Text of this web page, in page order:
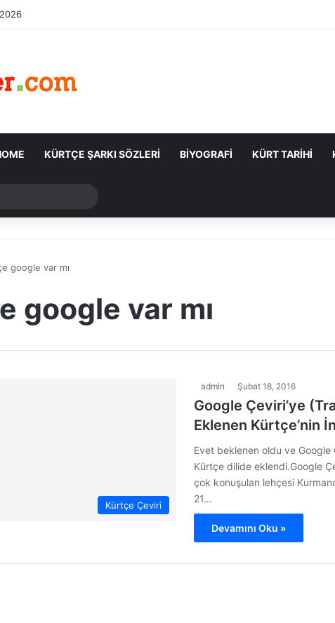
KÜRTÇE ŞARKI SÖZLERI BIYOGRAFI KÜRT TARIHI
yap
google var mı
google var mı
Kürtçe Çeviri
admin Şubat 18, 2016
Google Çeviri’ye
Eklenen Kürtçe’nin
Evet beklenen oldu ve Google
Kürtçe dilide eklendi.Google
çok konuşulan lehçesi
21…
Devamını Oku »